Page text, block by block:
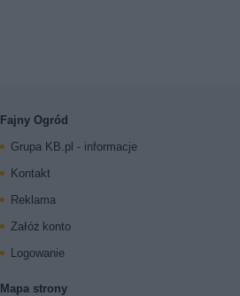
Fajny Ogród
Grupa KB.pl - informacje
Kontakt
Reklama
Załóż konto
Logowanie
Mapa strony